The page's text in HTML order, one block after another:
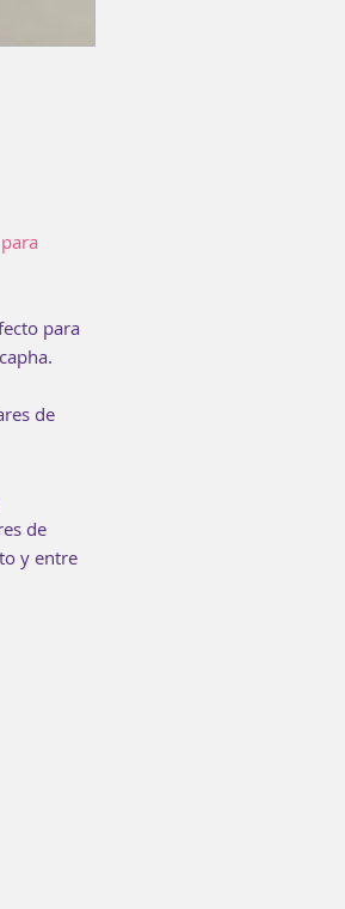
para
de
de
y entre